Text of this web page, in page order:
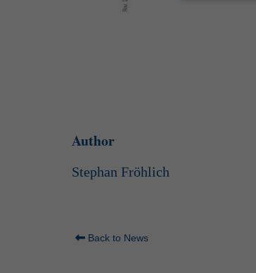
Author
Stephan Fröhlich
Back to News